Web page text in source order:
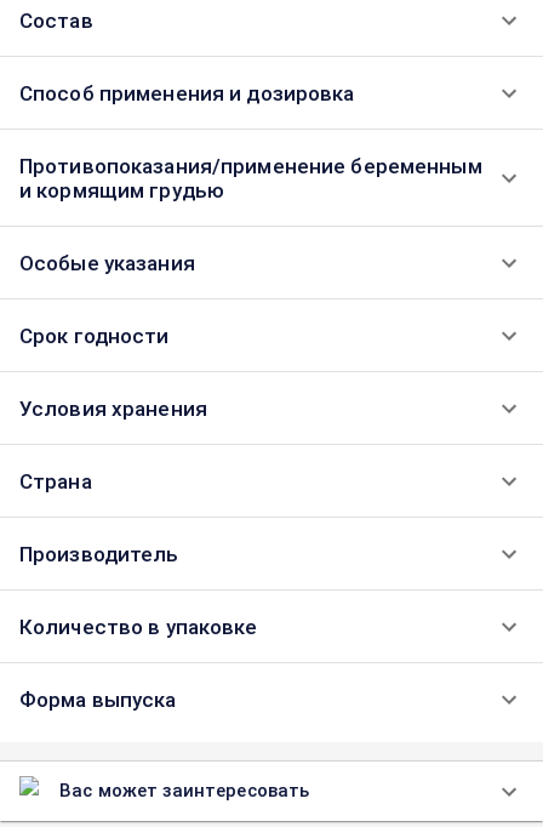
Состав
Способ применения и дозировка
Противопоказания/применение беременным
и кормящим грудью
Особые указания
Срок годности
Условия хранения
Страна
Производитель
Количество в упаковке
Форма выпуска
Вас может заинтересовать